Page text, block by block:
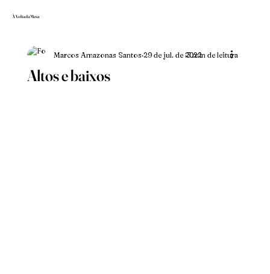
À Volta da Mesa
Altos e baixos
Marcos Amazonas Santos 29 de jul. de 20223 min de leitura